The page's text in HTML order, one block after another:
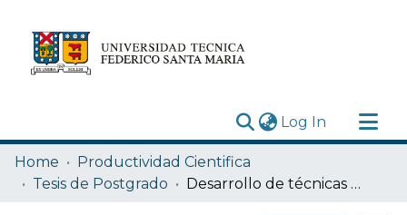
Log In (current)
Research Outputs
Statistics
Home
Productividad Cientifica
Tesis de Postgrado
Desarrollo de técnicas de colocación y reducción del número de electrodos para EEG basado en GSP